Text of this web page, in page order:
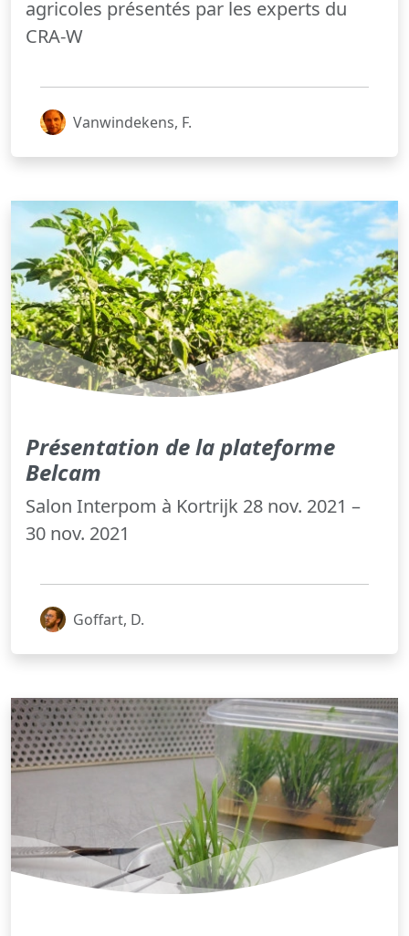
agricoles présentés par les experts du
CRA-W
Vanwindekens, F.
Présentation de la plateforme
Belcam
Salon Interpom à Kortrijk 28 nov. 2021 –
30 nov. 2021
Goffart, D.